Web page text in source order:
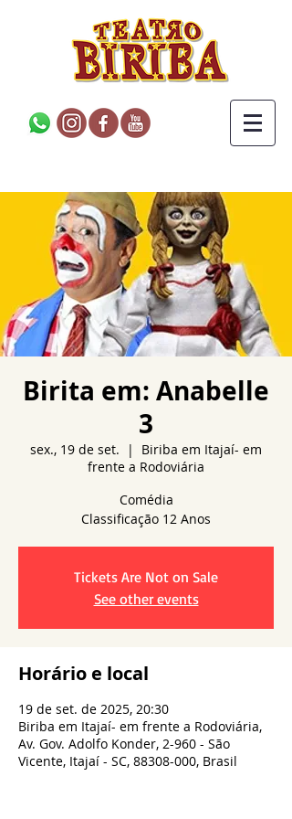
Birita em: Anabelle
3
sex., 19 de set.
  |
Biriba em Itajaí- em
frente a Rodoviária
Comédia
Tickets Are Not on Sale
See other events
Horário e local
19 de set. de 2025, 20:30
Biriba em Itajaí- em frente a Rodoviária,
Av. Gov. Adolfo Konder, 2-960 - São
Vicente, Itajaí - SC, 88308-000, Brasil